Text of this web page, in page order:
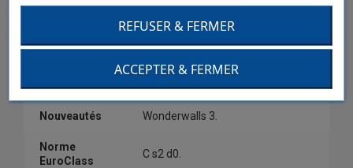
Vinyle sur intissé.
Collection Wonderwalls 3.
Nouveautés Wonderwalls 3.
Norme
EuroClass
C s2 d0.
REFUSER & FERMER
ACCEPTER & FERMER